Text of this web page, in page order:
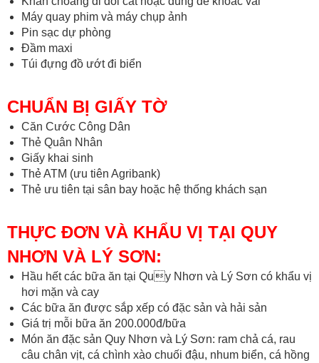
Máy quay phim và máy chụp ảnh
Pin sạc dự phòng
Đầm maxi
Túi đựng đồ ướt đi biển
CHUẨN BỊ GIẤY TỜ
Căn Cước Công Dân
Thẻ Quân Nhân
Giấy khai sinh
Thẻ ATM (ưu tiên Agribank)
Thẻ ưu tiên tại sân bay hoặc hệ thống khách sạn
THỰC ĐƠN VÀ KHẨU VỊ TẠI QUY
NHƠN VÀ LÝ SƠN:
Hầu hết các bữa ăn tại Quy Nhơn và Lý Sơn có khẩu vị
hơi mặn và cay
Các bữa ăn được sắp xếp có đặc sản và hải sản
Giá trị mỗi bữa ăn 200.000đ/bữa
Món ăn đặc sản Quy Nhơn và Lý Sơn: ram chả cá, rau
câu chân vịt, cá chình xào chuối đậu, nhum biển, cá hồng